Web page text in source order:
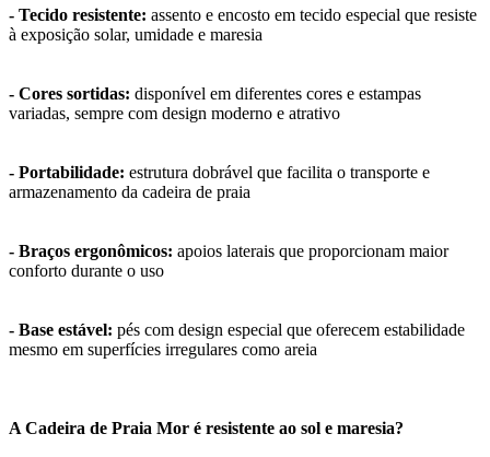
- Tecido resistente: assento e encosto em tecido especial que resiste
à exposição solar, umidade e maresia
- Cores sortidas: disponível em diferentes cores e estampas
variadas, sempre com design moderno e atrativo
- Portabilidade: estrutura dobrável que facilita o transporte e
armazenamento da cadeira de praia
- Braços ergonômicos: apoios laterais que proporcionam maior
conforto durante o uso
- Base estável: pés com design especial que oferecem estabilidade
mesmo em superfícies irregulares como areia
A Cadeira de Praia Mor é resistente ao sol e maresia?